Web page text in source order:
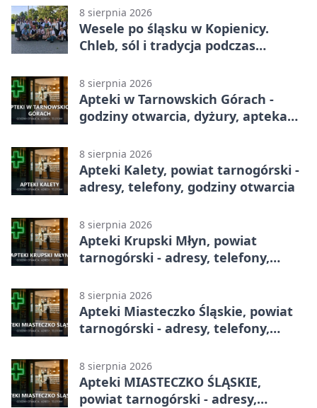
8 sierpnia 2026
Wesele po śląsku w Kopienicy.
Chleb, sól i tradycja podczas
8 sierpnia 2026
Apteki w Tarnowskich Górach -
godziny otwarcia, dyżury, apteka
8 sierpnia 2026
Apteki Kalety, powiat tarnogórski -
adresy, telefony, godziny otwarcia
8 sierpnia 2026
Apteki Krupski Młyn, powiat
tarnogórski - adresy, telefony,
8 sierpnia 2026
Apteki Miasteczko Śląskie, powiat
tarnogórski - adresy, telefony,
8 sierpnia 2026
Apteki MIASTECZKO ŚLĄSKIE,
powiat tarnogórski - adresy,